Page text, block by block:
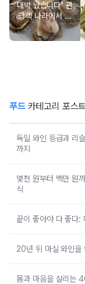
대박 났습니다" 관
광객 나라에서 남
녀노소 보양식처
럼 먹는 음식
푸드카테고리 포스트
독일 와인 등급과 리
까지
몇천 원부터 백만 원
식
끝이 좋아야 다 좋다:
20년 뒤 마실 와인을
몸과 마음을 살리는